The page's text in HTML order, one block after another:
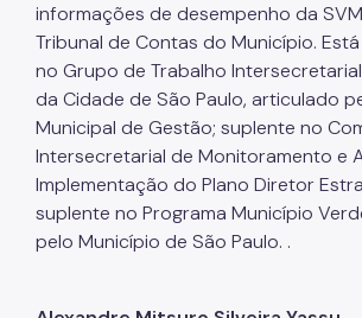
informações de desempenho da
Tribunal de Contas do Município.
no Grupo de Trabalho
da Cidade de São Paulo, articulado
Municipal de Gestão; suplente no
Intersecretarial de Monitoramento e
Implementação do Plano Diretor
suplente no Programa Município
pelo Município de São Paulo. .